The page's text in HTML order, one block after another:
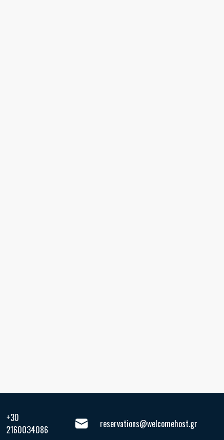
+30
2160034086
reservations@welcomehost.gr